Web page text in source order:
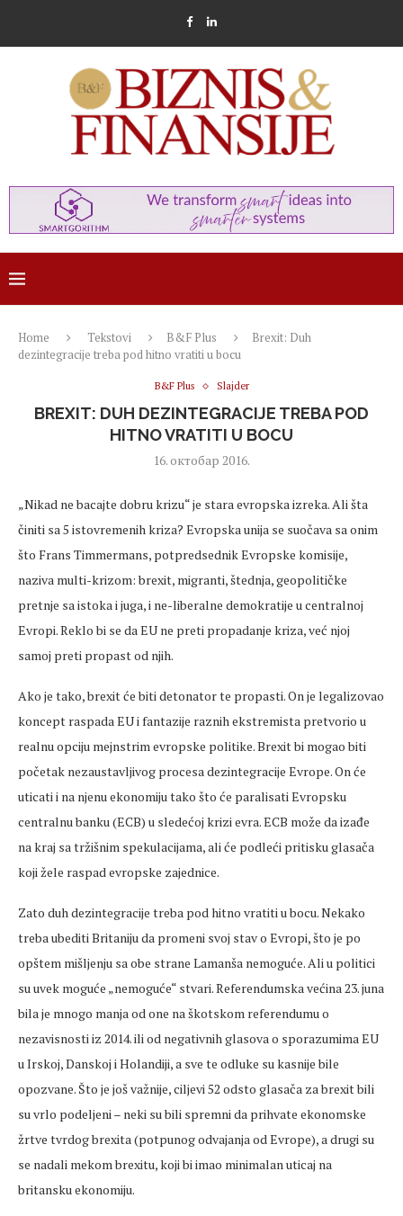
Home Tekstovi B&F Plus
Brexit: Duh
dezintegracije treba pod hitno vratiti u bocu
B&F Plus Slajder
BREXIT: DUH DEZINTEGRACIJE TREBA POD
HITNO VRATITI U BOCU
16. октобар 2016.
„Nikad ne bacajte dobru krizu“ je stara evropska izreka. Ali šta
činiti sa 5 istovremenih kriza? Evropska unija se suočava sa onim
što Frans Timmermans, potpredsednik Evropske komisije,
naziva multi-krizom: brexit, migranti, štednja, geopolitičke
pretnje sa istoka i juga, i ne-liberalne demokratije u centralnoj
Evropi. Reklo bi se da EU ne preti propadanje kriza, već njoj
samoj preti propast od njih.
Ako je tako, brexit će biti detonator te propasti. On je legalizovao
koncept raspada EU i fantazije raznih ekstremista pretvorio u
realnu opciju mejnstrim evropske politike. Brexit bi mogao biti
početak nezaustavljivog procesa dezintegracije Evrope. On će
uticati i na njenu ekonomiju tako što će paralisati Evropsku
centralnu banku (ECB) u sledećoj krizi evra. ECB može da izađe
na kraj sa tržišnim spekulacijama, ali će podleći pritisku glasača
koji žele raspad evropske zajednice.
Zato duh dezintegracije treba pod hitno vratiti u bocu. Nekako
treba ubediti Britaniju da promeni svoj stav o Evropi, što je po
opštem mišljenju sa obe strane Lamanša nemoguće. Ali u politici
su uvek moguće „nemoguće“ stvari. Referendumska većina 23. juna
bila je mnogo manja od one na škotskom referendumu o
nezavisnosti iz 2014. ili od negativnih glasova o sporazumima EU
u Irskoj, Danskoj i Holandiji, a sve te odluke su kasnije bile
opozvane. Što je još važnije, ciljevi 52 odsto glasača za brexit bili
su vrlo podeljeni – neki su bili spremni da prihvate ekonomske
žrtve tvrdog brexita (potpunog odvajanja od Evrope), a drugi su
se nadali mekom brexitu, koji bi imao minimalan uticaj na
britansku ekonomiju.